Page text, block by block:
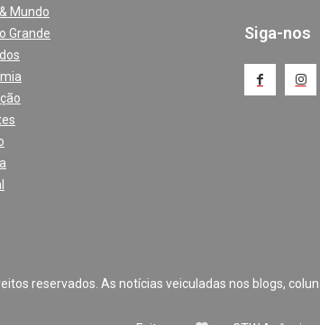
Mundo
Grande
Siga-nos
reservados. As notícias veiculadas nos blogs,